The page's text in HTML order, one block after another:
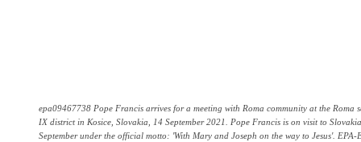
epa09467738 Pope Francis arrives for a meeting with Roma community at the Roma
IX district in Kosice, Slovakia, 14 September 2021. Pope Francis is on visit to
September under the official motto: 'With Mary and Joseph on the way to Jesus'. EPA-